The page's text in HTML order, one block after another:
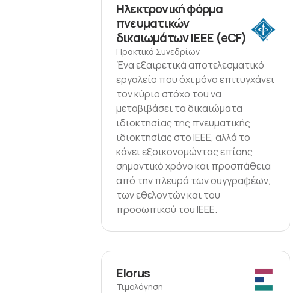
Ηλεκτρονική φόρμα
πνευματικών
δικαιωμάτων IEEE (eCF)
Πρακτικά Συνεδρίων
Ένα εξαιρετικά αποτελεσματικό
εργαλείο που όχι μόνο επιτυγχάνει
τον κύριο στόχο του να
μεταβιβάσει τα δικαιώματα
ιδιοκτησίας της πνευματικής
ιδιοκτησίας στο IEEE, αλλά το
κάνει εξοικονομώντας επίσης
σημαντικό χρόνο και προσπάθεια
από την πλευρά των συγγραφέων,
των εθελοντών και του
προσωπικού του IEEE.
Elorus
Τιμολόγηση